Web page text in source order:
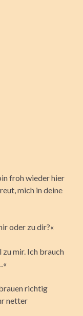
froh wieder hier
mich in deine
oder zu dir?«
mir. Ich brauch
richtig
netter